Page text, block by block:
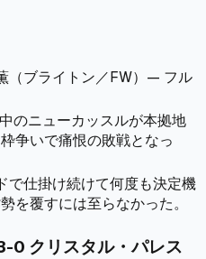
（ブライトン／FW）— フル
のニューカッスルが本拠地
争いで痛恨の敗戦となっ
で仕掛け続けて何度も決定機
を覆すには至らなかった。
0 クリスタル・パレス